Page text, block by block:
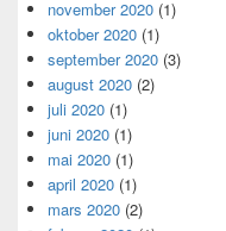
november 2020 (1)
oktober 2020 (1)
september 2020 (3)
august 2020 (2)
juli 2020 (1)
juni 2020 (1)
mai 2020 (1)
april 2020 (1)
mars 2020 (2)